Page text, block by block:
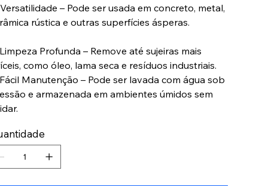
Versatilidade – Pode ser usada em concreto, metal,
rústica e outras superfícies ásperas.
Limpeza Profunda – Remove até sujeiras mais
como óleo, lama seca e resíduos industriais.
Fácil Manutenção – Pode ser lavada com água sob
e armazenada em ambientes úmidos sem